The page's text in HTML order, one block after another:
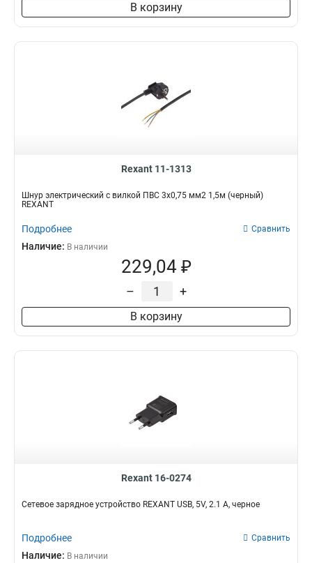
В корзину
Rexant 11-1313
Шнур электрический с вилкой ПВС 3х0,75 мм2 1,5м (черный)
REXANT
Подробнее Сравнить
Наличие: В наличии
229,04 ₽
– +
В корзину
Rexant 16-0274
Сетевое зарядное устройство REXANT USB, 5V, 2.1 A, черное
Подробнее Сравнить
Наличие: В наличии